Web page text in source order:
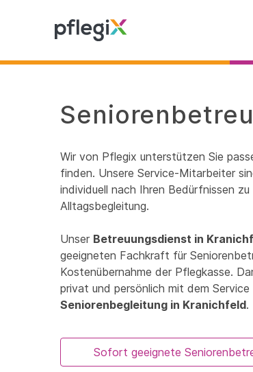
Wir von Pflegix unterstützen Sie
finden. Unsere Service-Mitarbeiter
individuell nach Ihren Bedürfnissen
Alltagsbegleitung.
Unser Betreuungsdienst in
geeigneten Fachkraft für
Kostenübernahme der Pflegkasse.
privat und persönlich mit dem Service
Seniorenbegleitung in Kranichfeld.
Sofort geeignete